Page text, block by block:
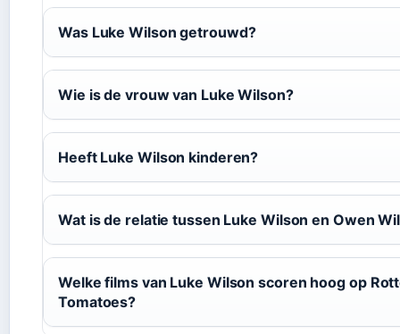
Was Luke Wilson getrouwd?
Wie is de vrouw van Luke Wilson?
Heeft Luke Wilson kinderen?
Wat is de relatie tussen Luke Wilson en Owen
Welke films van Luke Wilson scoren hoog op
Tomatoes?